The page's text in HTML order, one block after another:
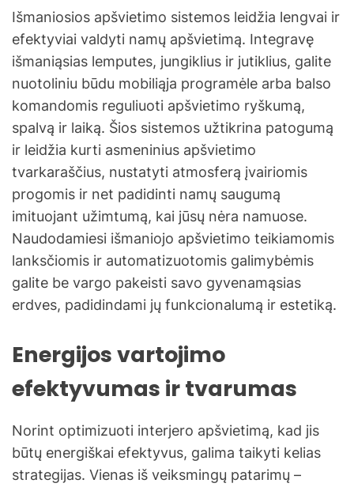
Išmaniosios apšvietimo sistemos leidžia lengvai ir
efektyviai valdyti namų apšvietimą. Integravę
išmaniąsias lemputes, jungiklius ir jutiklius, galite
nuotoliniu būdu mobiliąja programėle arba balso
komandomis reguliuoti apšvietimo ryškumą,
spalvą ir laiką. Šios sistemos užtikrina patogumą
ir leidžia kurti asmeninius apšvietimo
tvarkaraščius, nustatyti atmosferą įvairiomis
progomis ir net padidinti namų saugumą
imituojant užimtumą, kai jūsų nėra namuose.
Naudodamiesi išmaniojo apšvietimo teikiamomis
lanksčiomis ir automatizuotomis galimybėmis
galite be vargo pakeisti savo gyvenamąsias
erdves, padidindami jų funkcionalumą ir estetiką.
Energijos vartojimo
efektyvumas ir tvarumas
Norint optimizuoti interjero apšvietimą, kad jis
būtų energiškai efektyvus, galima taikyti kelias
strategijas. Vienas iš veiksmingų patarimų –